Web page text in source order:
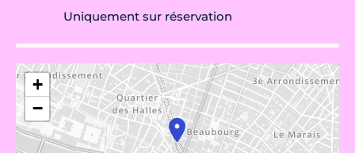
Uniquement sur réservation
+
−